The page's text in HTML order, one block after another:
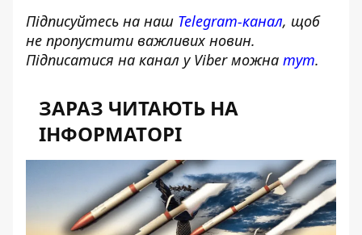
Підписуйтесь на наш Telegram-канал, щоб
не пропустити важливих новин.
Підписатися на канал у Viber можна тут.
ЗАРАЗ ЧИТАЮТЬ НА
ІНФОРМАТОРІ